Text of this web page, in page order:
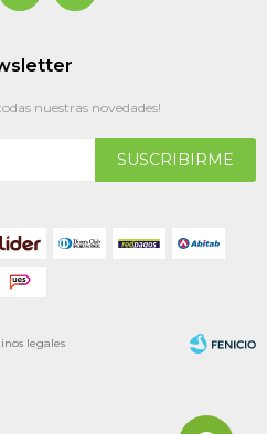
nuestras novedades!
SUSCRIBIRME
legales